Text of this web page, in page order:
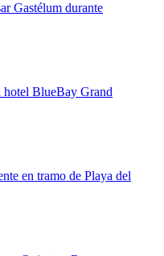
Gastélum durante
hotel BlueBay Grand
en tramo de Playa del